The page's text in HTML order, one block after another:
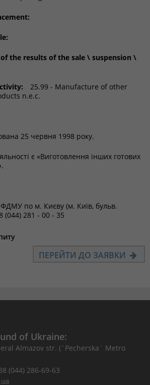
the results of the sale \ suspension \
25.99 - Manufacture of other
n.e.c.
25 червня 1998 року.
є «Виготовлення інших готових
по м. Києву (м. Київ, бульв.
(044) 281 - 00 - 35
ПЕРЕЙТИ ДО ЗАЯВКИ
of Ukraine:
Almazov str. (`Pecherska` Metro
(044) 286-69-63